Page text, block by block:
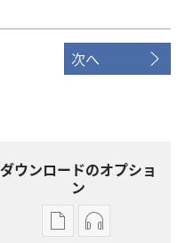
次へ
ダウンロードのオプショ
ン
出
オー